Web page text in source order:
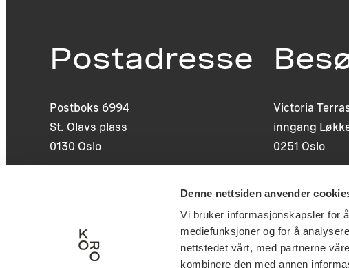
Denne nettsiden anvender
Vi bruker informasjonskapsler for
mediefunksjoner og for å
nettstedet vårt, med partnerne
kombinere den med annen
Postadresse
Postboks 6994
St. Olavs plass
0130 Oslo
Victoria
inngang
0251 Oslo